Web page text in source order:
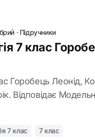
· Підручники
7 клас
Горобець Леонід,
Відповідає
7 клас 7 клас